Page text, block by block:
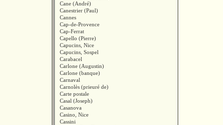
Cane (André)
Canestrier (Paul)
Cannes
Cap-de-Provence
Cap-Ferrat
Capello (Pierre)
Capucins, Nice
Capucins, Sospel
Carabacel
Carlone (Augustin)
Carlone (banque)
Carnaval
Carnolès (prieuré de)
Carte postale
Casal (Joseph)
Casanova
Casino, Nice
Cassini